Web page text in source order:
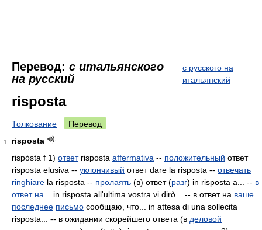
Перевод: с итальянского
на русский
с русского на
итальянский
risposta
Толкование Перевод
1
risposta
rispósta f 1) ответrisposta affermativa -- положительный ответ
risposta elusiva -- уклончивый ответ dare la risposta -- отвечать
ringhiare la risposta -- пролаять (в) ответ (разг) in risposta a... -- в
ответ на ... in risposta all'ultima vostra vi dirò... -- в ответ на ваше
последнее письмо сообщаю, что... in attesa di una sollecita
risposta... -- в ожидании скорейшего ответа (в деловой